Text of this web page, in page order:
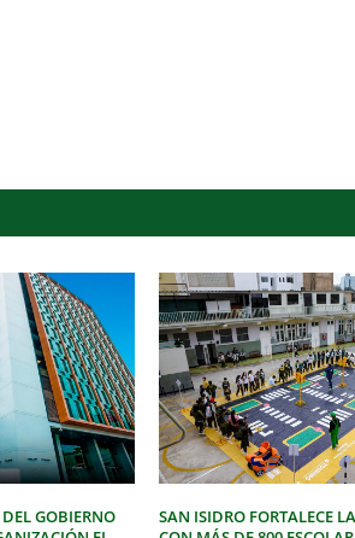
GOBIERNO
SAN ISIDRO FORTALECE